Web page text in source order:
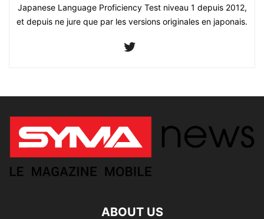
Japanese Language Proficiency Test niveau 1 depuis 2012,
et depuis ne jure que par les versions originales en japonais.
ABOUT US